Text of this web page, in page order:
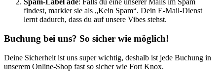
Spam-Label adé: Falls du eine unserer Mails im Spam
findest, markier sie als „Kein Spam“. Dein E-Mail-Dienst
lernt dadurch, dass du auf unsere Vibes stehst.
Buchung bei uns? So sicher wie möglich!
Deine Sicherheit ist uns super wichtig, deshalb ist jede Buchung in
unserem Online-Shop fast so sicher wie Fort Knox.